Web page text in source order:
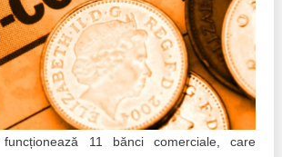
IDIS
Advisory Board
Agenda
realism
11 bănci comerciale, care